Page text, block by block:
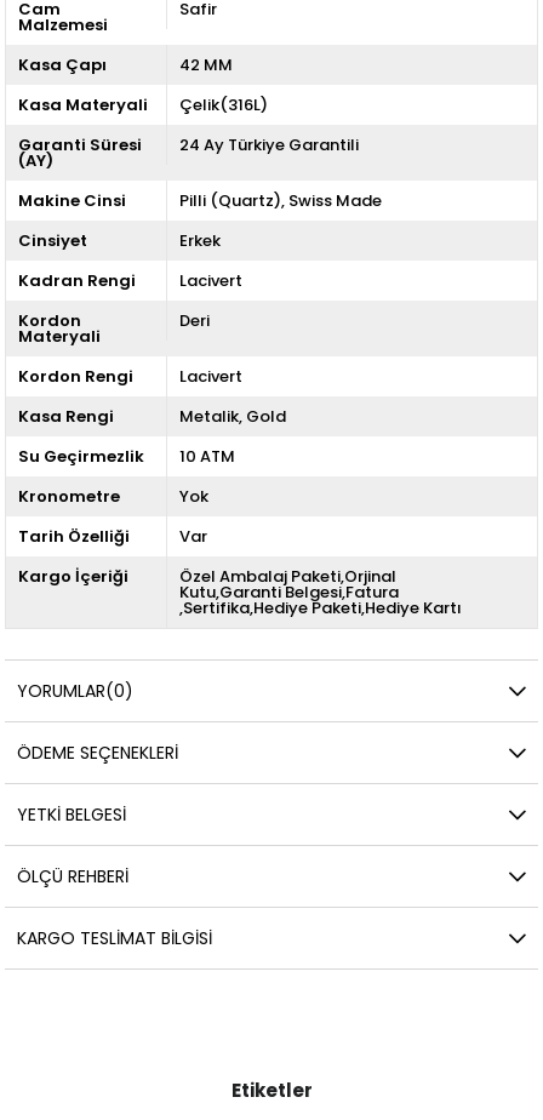
Cam
Malzemesi
Safir
Kasa Çapı
42 MM
Kasa Materyali
Çelik(316L)
Garanti Süresi
(AY)
24 Ay Türkiye Garantili
Makine Cinsi Pilli (Quartz) Swiss Made
Cinsiyet
Erkek
Kadran Rengi
Lacivert
Kordon
Materyali
Deri
Kordon Rengi
Lacivert
Kasa Rengi
Metalik Gold
Su Geçirmezlik
10 ATM
Kronometre
Yok
Tarih Özelliği
Var
Kargo İçeriği
Özel Ambalaj Paketi,Orjinal
Kutu,Garanti Belgesi,Fatura
,Sertifika,Hediye Paketi,Hediye Kartı
YORUMLAR(0)
ÖDEME SEÇENEKLERI
YETKİ BELGESİ
ÖLÇÜ REHBERI
KARGO TESLIMAT BILGISI
Etiketler